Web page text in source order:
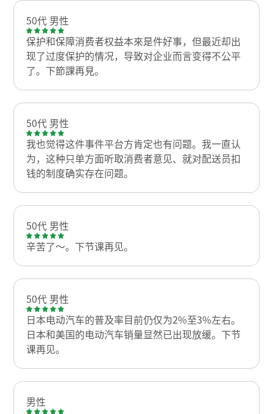
50代 男性
保护和保障消费者权益本來是件好事，但最近却出
现了过度保护的情况，导致对企业而言变得不公平
了。下節課再見。
50代 男性
我也觉得这件事件平台方肯定也有问题。我一直认
为，这种只单方面听取消费者意见、就对配送员扣
钱的制度确实存在问题。
50代 男性
辛苦了～。下节课再见。
50代 男性
日本电动汽车的普及率目前仍仅为2%至3%左右。
日本和美国的电动汽车销量显然已出现放缓。下节
课再见。
男性